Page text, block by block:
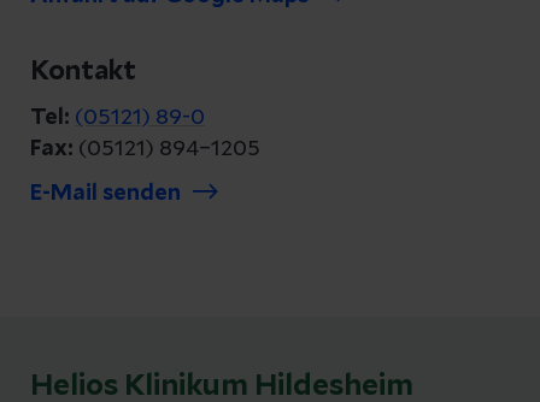
Kontakt
Tel: (05121) 89-0
Fax: (05121) 894–1205
E-Mail senden
Helios Klinikum Hildesheim